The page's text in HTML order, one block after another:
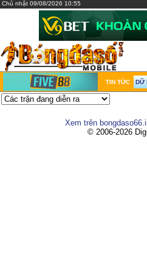
Chủ nhật 09/08/2026 10:55
TIN TỨC DỮ
Xem trên
© 2006-2026